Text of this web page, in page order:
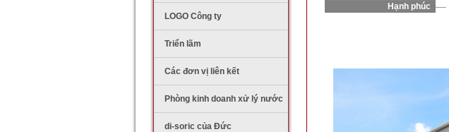
LOGO Công ty
Triển lãm
Các đơn vị liên kết
Phòng kinh doanh xử lý nước
di-soric của Đức
Hạnh phúc